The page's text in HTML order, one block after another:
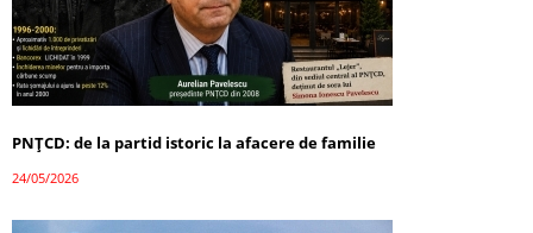
PNȚCD: de la partid istoric la afacere de familie
24/05/2026